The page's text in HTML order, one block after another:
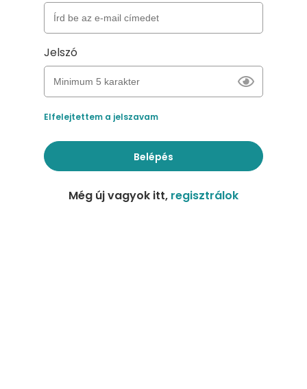
Jelszó
Elfelejtettem a jelszavam
Belépés
Még új vagyok itt, regisztrálok